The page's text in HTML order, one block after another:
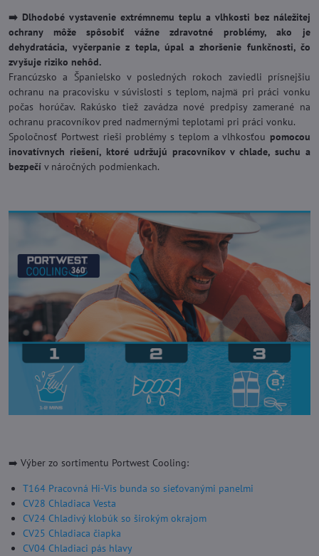
➡️ Dlhodobé vystavenie extrémnemu teplu a vlhkosti bez náležitej
ochrany môže spôsobiť vážne zdravotné problémy, ako je
dehydratácia, vyčerpanie z tepla, úpal a zhoršenie funkčnosti, čo
zvyšuje riziko nehôd.
Francúzsko a Španielsko v posledných rokoch zaviedli prísnejšiu
ochranu na pracovisku v súvislosti s teplom, najmä pri práci vonku
počas horúčav. Rakúsko tiež zavádza nové predpisy zamerané na
ochranu pracovníkov pred nadmernými teplotami pri práci vonku.
Spoločnosť Portwest rieši problémy s teplom a vlhkosťou pomocou
inovatívnych riešení, ktoré udržujú pracovníkov v chlade, suchu a
bezpečí v náročných podmienkach.
➡️ Výber zo sortimentu Portwest Cooling:
T164 Pracovná Hi-Vis bunda so sieťovanými panelmi
CV28 Chladiaca Vesta
CV24 Chladivý klobúk so širokým okrajom
CV25 Chladiaca čiapka
CV04 Chladiaci pás hlavy